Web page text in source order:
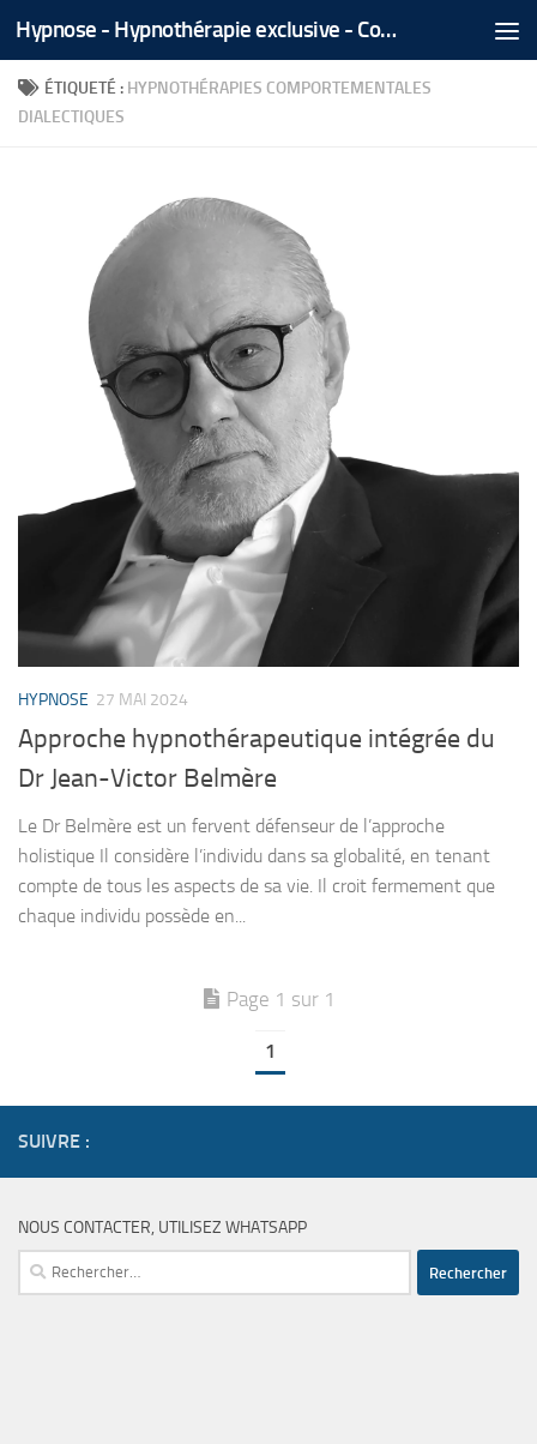
Skip to content Hypnose - Hypnothérapie exclusive - Coaching Médical Spécialisé - Tél/Whatsapp +212 666 535 866
ÉTIQUETÉ : HYPNOTHÉRAPIES COMPORTEMENTALES
DIALECTIQUES
HYPNOSE 27 MAI 2024
Approche hypnothérapeutique intégrée du
Dr Jean-Victor Belmère
Le Dr Belmère est un fervent défenseur de l’approche
holistique Il considère l’individu dans sa globalité, en tenant
compte de tous les aspects de sa vie. Il croit fermement que
chaque individu possède en...
Page 1 sur 1
1
SUIVRE :
NOUS CONTACTER, UTILISEZ WHATSAPP
Rechercher :